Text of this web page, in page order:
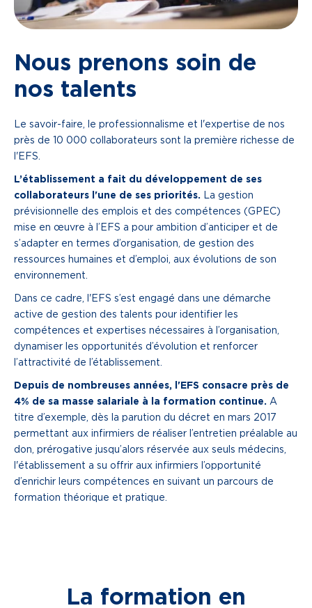
Nous prenons soin de
nos talents
Le savoir-faire, le professionnalisme et l'expertise de nos
près de 10 000 collaborateurs sont la première richesse de
l'EFS.
L’établissement a fait du développement de ses
collaborateurs l'une de ses priorités. La gestion
prévisionnelle des emplois et des compétences (GPEC)
mise en œuvre à l’EFS a pour ambition d’anticiper et de
s’adapter en termes d’organisation, de gestion des
ressources humaines et d’emploi, aux évolutions de son
environnement.
Dans ce cadre, l'EFS s’est engagé dans une démarche
active de gestion des talents pour identifier les
compétences et expertises nécessaires à l’organisation,
dynamiser les opportunités d’évolution et renforcer
l’attractivité de l’établissement.
Depuis de nombreuses années, l'EFS consacre près de
4% de sa masse salariale à la formation continue. A
titre d’exemple, dès la parution du décret en mars 2017
permettant aux infirmiers de réaliser l’entretien préalable au
don, prérogative jusqu’alors réservée aux seuls médecins,
l'établissement a su offrir aux infirmiers l’opportunité
d’enrichir leurs compétences en suivant un parcours de
formation théorique et pratique.
La formation en